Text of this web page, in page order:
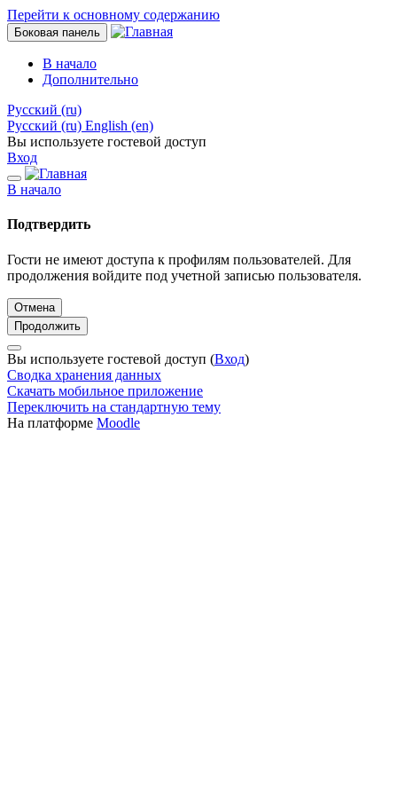
Перейти к основному содержанию
Боковая панель
В начало
Дополнительно
Русский ‎(ru)‎
Русский ‎(ru)‎ English ‎(en)‎
Вы используете гостевой доступ
Вход
В начало
Подтвердить
Гости не имеют доступа к профилям пользователей. Для
продолжения войдите под учетной записью пользователя.
Отмена
Продолжить
Вы используете гостевой доступ (Вход)
Сводка хранения данных
Скачать мобильное приложение
Переключить на стандартную тему
На платформе Moodle